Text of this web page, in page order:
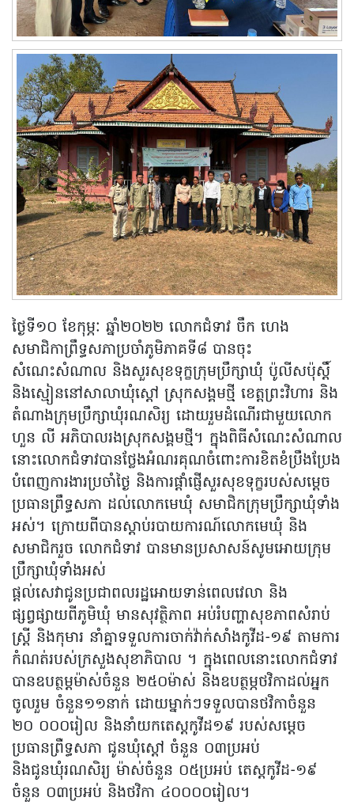
ថ្ងៃទី១០ ខែកុម្ភៈ ឆ្នាំ២០២២ លោកជំទាវ ចឹក ហេង
សមាជិកាព្រឹទ្ធសភាប្រចាំភូមិភាគទី៨ បានចុះ
សំណេះសំណាល និងសួរសុខទុក្ខក្រុមប្រឹក្សាឃុំ ប៉ូលីសប៉ុស្តិ៍
និងស្មៀននៅសាលាឃុំស្តៅ ស្រុកសង្គមថ្មី ខេត្តព្រះវិហារ និង
តំណាងក្រុមប្រឹក្សាឃុំរណសិរ្យ ដោយរួមដំណើរជាមួយលោក
ហួន លី អភិបាលរងស្រុកសង្គមថ្មី។ ក្នុងពិធីសំណេះសំណាល
នោះលោកជំទាវបានថ្លែងអំណរគុណចំពោះការខិតខំប្រឹងប្រែង
បំពេញការងារប្រចាំថ្ងៃ និងការផ្តាំផ្ញើសួរសុខទុក្ខរបស់សម្តេច
ប្រធានព្រឹទ្ធសភា ដល់លោកមេឃុំ សមាជិកក្រុមប្រឹក្សាឃុំទាំង
អស់។ ក្រោយពីបានស្តាប់របាយការណ៍លោកមេឃុំ និង
សមាជិករួច លោកជំទាវ បានមានប្រសាសន៍សូមអោយក្រុម
ប្រឹក្សាឃុំទាំងអស់
ផ្តល់សេវាជូនប្រជាពលរដ្ឋអោយទាន់ពេលវេលា និង
ផ្សព្វផ្សាយពីភូមិឃុំ មានសុវត្ថិភាព អប់រំបញ្ហាសុខភាពសំរាប់
ស្ត្រី និងកុមារ នាំគ្នាទទួលការចាក់វ៉ាក់សាំងកូវីដ-១៩ តាមការ
កំណត់របស់ក្រសួងសុខាភិបាល ។ ក្នុងពេលនោះលោកជំទាវ
បានឧបត្ថម្ដម៉ាស់ចំនួន ២៥០ម៉ាស់ និងឧបត្ថម្ភថវិកាដល់អ្នក
ចូលរួម ចំនួន១១នាក់ ដោយម្នាក់ៗទទួលបានថវិកាចំនួន
២០ ០០០រៀល និងនាំយកតេស្តកូវីដ១៩ របស់សម្តេច
ប្រធានព្រឺទ្ធសភា ជូនឃុំស្តៅ ចំនួន ០៣ប្រអប់
និងជូនឃុំរណសិរ្យ ម៉ាស់ចំនួន ០៥ប្រអប់ តេស្តកូវីដ-១៩
ចំនួន ០៣ប្រអប់ និងថវិកា ៤០០០០រៀល។